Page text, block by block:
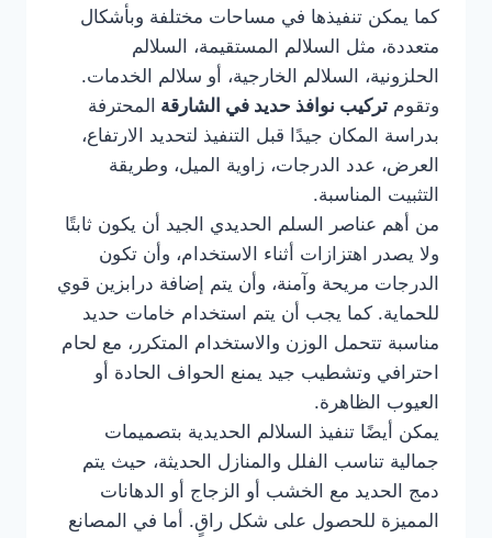
كما يمكن تنفيذها في مساحات مختلفة وبأشكال
متعددة، مثل السلالم المستقيمة، السلالم
الحلزونية، السلالم الخارجية، أو سلالم الخدمات.
وتقوم تركيب نوافذ حديد في الشارقة المحترفة
بدراسة المكان جيدًا قبل التنفيذ لتحديد الارتفاع،
العرض، عدد الدرجات، زاوية الميل، وطريقة
التثبيت المناسبة.
من أهم عناصر السلم الحديدي الجيد أن يكون ثابتًا
ولا يصدر اهتزازات أثناء الاستخدام، وأن تكون
الدرجات مريحة وآمنة، وأن يتم إضافة درابزين قوي
للحماية. كما يجب أن يتم استخدام خامات حديد
مناسبة تتحمل الوزن والاستخدام المتكرر، مع لحام
احترافي وتشطيب جيد يمنع الحواف الحادة أو
العيوب الظاهرة.
يمكن أيضًا تنفيذ السلالم الحديدية بتصميمات
جمالية تناسب الفلل والمنازل الحديثة، حيث يتم
دمج الحديد مع الخشب أو الزجاج أو الدهانات
المميزة للحصول على شكل راقٍ. أما في المصانع